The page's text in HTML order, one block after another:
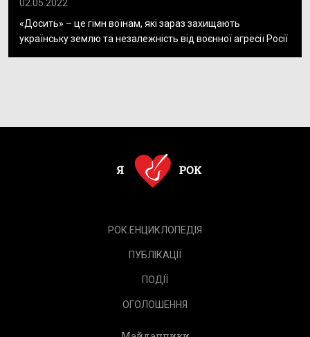
02.05.2022
«Досить» – це гімн воїнам, які зараз захищають
українську землю та незалежність від воєнної агресії Росії
РОК.ЕНЦИКЛОПЕДІЯ
ПУБЛІКАЦІЇ
ПОДІЇ
ОГОЛОШЕННЯ